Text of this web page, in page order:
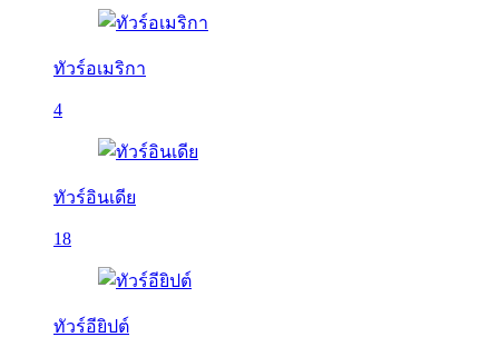
ทัวร์อเมริกา
4
ทัวร์อินเดีย
18
ทัวร์อียิปต์